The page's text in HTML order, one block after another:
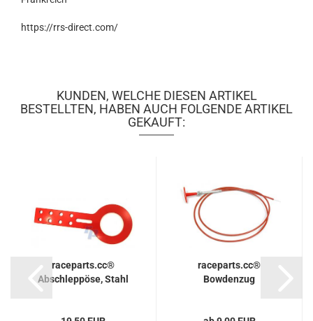
https://rrs-direct.com/
KUNDEN, WELCHE DIESEN ARTIKEL
BESTELLTEN, HABEN AUCH FOLGENDE ARTIKEL
GEKAUFT:
raceparts.cc®
Abschleppöse, Stahl
raceparts.cc®
Bowdenzug